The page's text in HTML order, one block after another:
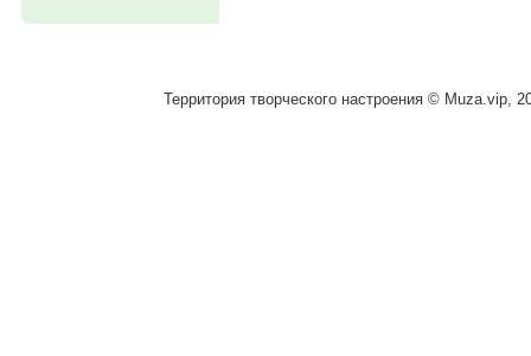
Территория творческого настроения © Muza.vip,